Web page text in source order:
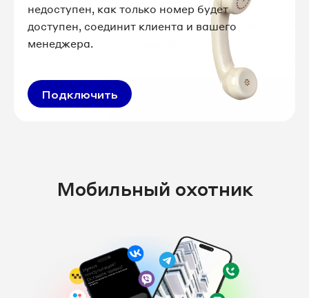
недоступен, как только номер будет
доступен, соединит клиента и вашего
менеджера.
Подключить
Мобильный охотник